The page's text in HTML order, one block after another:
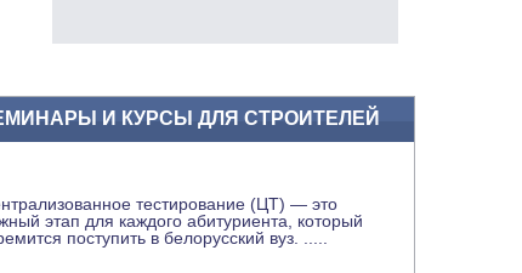
И КУРСЫ ДЛЯ СТРОИТЕЛЕЙ
тестирование (ЦТ) — это
этап для каждого абитуриента, который
поступить в белорусский вуз.